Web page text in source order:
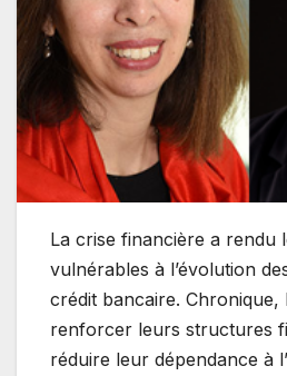
La crise financière a rendu
vulnérables à l’évolution
crédit bancaire. Chronique,
renforcer leurs structures
réduire leur dépendance à